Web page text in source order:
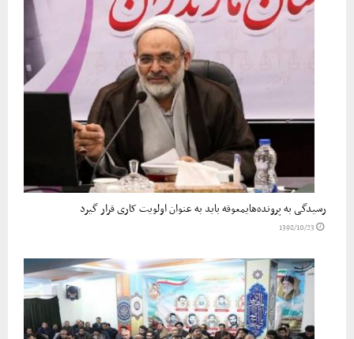
رسیدگی به پرونده‌هایمعوقه باید به عنوان اولویت کاری قرار گیرد
1398/10/23